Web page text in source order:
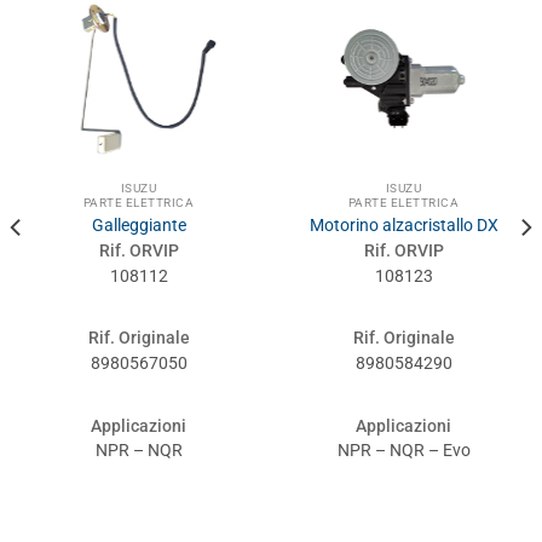
ISUZU
PARTE ELETTRICA
Galleggiante
Rif. ORVIP
108112
Rif. Originale
8980567050
Applicazioni
NPR – NQR
ISUZU
PARTE ELETTRICA
Motorino alzacristallo DX
Rif. ORVIP
108123
Rif. Originale
8980584290
Applicazioni
NPR – NQR – Evo